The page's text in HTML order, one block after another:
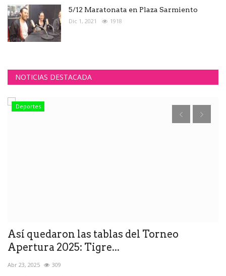
5/12 Maratonata en Plaza Sarmiento
Dic 1, 2021 1918
NOTICIAS DESTACADA
Deportes
Así quedaron las tablas del Torneo
Apertura 2025: Tigre...
Abr 23, 2025 309